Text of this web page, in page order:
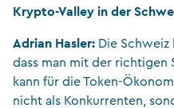
Krypto-Valley in der
Adrian Hasler: Die Schweiz
dass man mit der richtigen
kann für die Token-
nicht als Konkurrenten,